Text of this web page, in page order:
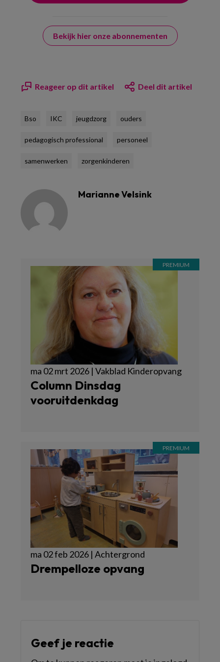
Bekijk hier onze abonnementen
Reageer op dit artikel Deel dit artikel
Bso IKC jeugdzorg ouders
pedagogisch professional personeel
samenwerken zorgenkinderen
Marianne Velsink
ma 02 mrt 2026 | Vakblad Kinderopvang
Column Dinsdag
vooruitdenkdag
ma 02 feb 2026 | Achtergrond
Drempelloze opvang
Geef je reactie